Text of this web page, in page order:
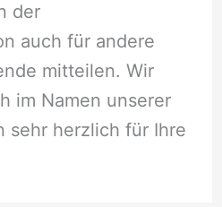
der
auch für andere
mitteilen. Wir
im Namen unserer
sehr herzlich für Ihre